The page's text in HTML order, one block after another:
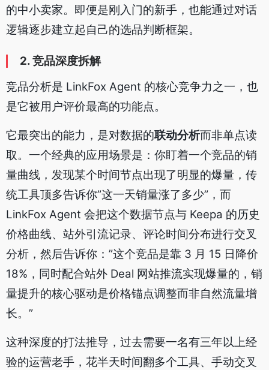
的中小卖家。即便是刚入门的新手，也能通过对话
逻辑逐步建立起自己的选品判断框架。
2. 竞品深度拆解
竞品分析是 LinkFox Agent 的核心竞争力之一，也
是它被用户评价最高的功能点。
它最突出的能力，是对数据的联动分析而非单点读
取。一个经典的应用场景是：你盯着一个竞品的销
量曲线，发现某个时间节点出现了明显的爆量，传
统工具顶多告诉你”这一天销量涨了多少”，而
LinkFox Agent 会把这个数据节点与 Keepa 的历史
价格曲线、站外引流记录、评论时间分布进行交叉
分析，然后告诉你：”这个竞品是靠 3 月 15 日降价
18%，同时配合站外 Deal 网站推流实现爆量的，销
量提升的核心驱动是价格锚点调整而非自然流量增
长。”
这种深度的打法推导，过去需要一名有三年以上经
验的运营老手，花半天时间翻多个工具、手动交叉